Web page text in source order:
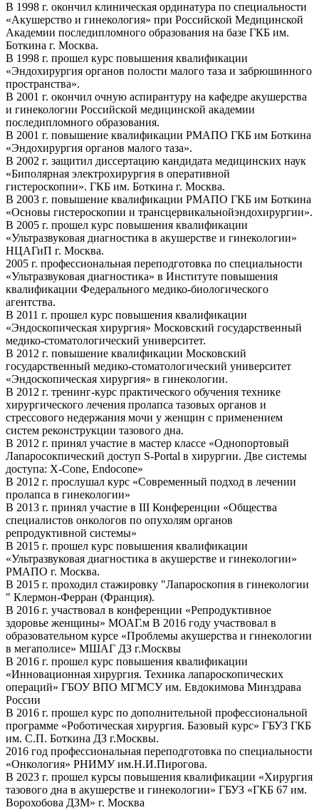
В 1998 г. окончил клиническая ординатура по специальности
«Акушерство и гинекология» при Российской Медицинской
Академии последипломного образования на базе ГКБ им.
Боткина г. Москва.
В 1998 г. прошел курс повышения квалификации
«Эндохирургия органов полости малого таза и забрюшинного
пространства».
В 2001 г. окончил очную аспирантуру на кафедре акушерства
и гинекологии Российской медицинской академии
последипломного образования.
В 2001 г. повышение квалификации РМАПО ГКБ им Боткина
«Эндохирургия органов малого таза».
В 2002 г. защитил диссертацию кандидата медицинских наук
«Биполярная электрохирургия в оперативной
гистероскопии». ГКБ им. Боткина г. Москва.
В 2003 г. повышение квалификации РМАПО ГКБ им Боткина
«Основы гистероскопии и трансцервикальнойэндохирургии».
В 2005 г. прошел курс повышения квалификации
«Ультразвуковая диагностика в акушерстве и гинекологии»
НЦАГиП г. Москва.
2005 г. профессиональная переподготовка по специальности
«Ультразвуковая диагностика» в Институте повышения
квалификации Федерального медико-биологического
агентства.
В 2011 г. прошел курс повышения квалификации
«Эндоскопическая хирургия» Московский государственный
медико-стоматологический университет.
В 2012 г. повышение квалификации Московский
государственный медико-стоматологический университет
«Эндоскопическая хирургия» в гинекологии.
В 2012 г. тренинг-курс практического обучения технике
хирургического лечения пролапса тазовых органов и
стрессового недержания мочи у женщин с применением
систем реконструкции тазового дна.
В 2012 г. принял участие в мастер классе «Однопортовый
Лапаросокпический доступ S-Portal в хирургии. Две системы
доступа: X-Cone, Endocone»
В 2012 г. прослушал курс «Современный подход в лечении
пролапса в гинекологии»
В 2013 г. принял участие в III Конференции «Общества
специалистов онкологов по опухолям органов
репродуктивной системы»
В 2015 г. прошел курс повышения квалификации
«Ультразвуковая диагностика в акушерстве и гинекологии»
РМАПО г. Москва.
В 2015 г. проходил стажировку "Лапароскопия в гинекологии
" Клермон-Ферран (Франция).
В 2016 г. участвовал в конференции «Репродуктивное
здоровье женщины» МОАГ.м В 2016 году участвовал в
образовательном курсе «Проблемы акушерства и гинекологии
в мегаполисе» МШАГ ДЗ г.Москвы
В 2016 г. прошел курс повышения квалификации
«Инновационная хирургия. Техника лапароскопических
операций» ГБОУ ВПО МГМСУ им. Евдокимова Минздрава
России
В 2016 г. прошел курс по дополнительной профессиональной
программе «Роботическая хирургия. Базовый курс» ГБУЗ ГКБ
им. С.П. Боткина ДЗ г.Москвы.
2016 год профессиональная переподготовка по специальности
«Онкология» РНИМУ им.Н.И.Пирогова.
В 2023 г. прошел курсы повышения квалификации «Хирургия
тазового дна в акушерстве и гинекологии» ГБУЗ «ГКБ 67 им.
Ворохобова ДЗМ» г. Москва